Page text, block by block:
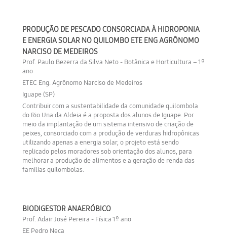
PRODUÇÃO DE PESCADO CONSORCIADA À HIDROPONIA
E ENERGIA SOLAR NO QUILOMBO ETE ENG AGRÔNOMO
NARCISO DE MEDEIROS
Prof. Paulo Bezerra da Silva Neto - Botânica e Horticultura – 1º
ano
ETEC Eng. Agrônomo Narciso de Medeiros
Iguape (SP)
Contribuir com a sustentabilidade da comunidade quilombola
do Rio Una da Aldeia é a proposta dos alunos de Iguape. Por
meio da implantação de um sistema intensivo de criação de
peixes, consorciado com a produção de verduras hidropônicas
utilizando apenas a energia solar, o projeto está sendo
replicado pelos moradores sob orientação dos alunos, para
melhorar a produção de alimentos e a geração de renda das
famílias quilombolas.
BIODIGESTOR ANAERÓBICO
Prof. Adair José Pereira - Física 1º ano
EE Pedro Neca